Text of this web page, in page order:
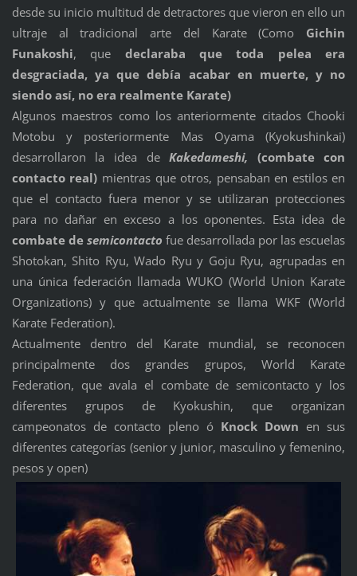
desde su inicio multitud de detractores que vieron en ello un
ultraje al tradicional arte del Karate (Como Gichin
Funakoshi, que declaraba que toda pelea era
desgraciada, ya que debía acabar en muerte, y no
siendo así, no era realmente Karate)
Algunos maestros como los anteriormente citados Chooki
Motobu y posteriormente Mas Oyama (Kyokushinkai)
desarrollaron la idea deKakedameshi, (combate con
contacto real) mientras que otros, pensaban en estilos en
que el contacto fuera menor y se utilizaran protecciones
para no dañar en exceso a los oponentes. Esta idea de
combate de semicontacto fue desarrollada por las escuelas
Shotokan, Shito Ryu, Wado Ryu y Goju Ryu, agrupadas en
una única federación llamada WUKO (World Union Karate
Organizations) y que actualmente se llama WKF (World
Karate Federation).
Actualmente dentro del Karate mundial, se reconocen
principalmente dos grandes grupos, World Karate
Federation, que avala el combate de semicontacto y los
diferentes grupos de Kyokushin, que organizan
campeonatos de contacto pleno ó Knock Down en sus
diferentes categorías (senior y junior, masculino y femenino,
pesos y open)